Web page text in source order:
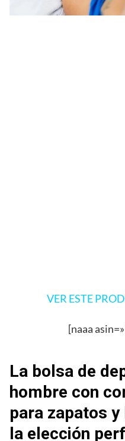
VER ESTE
[naaa
La bolsa de
hombre con
para zapatos
la elección